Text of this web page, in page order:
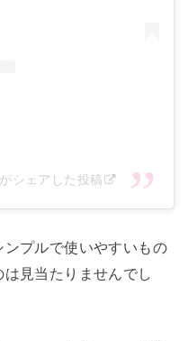
シェアした投稿
プルで使いやすいもの
見当たりませんでし